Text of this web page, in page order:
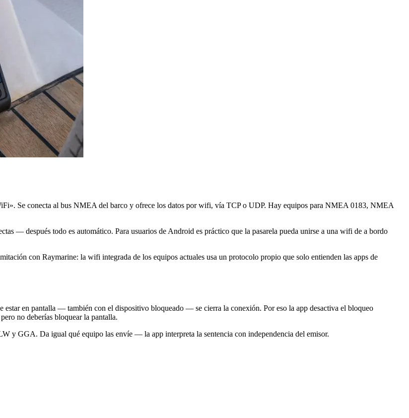
Se conecta al bus NMEA del barco y ofrece los datos por wifi, vía TCP o UDP. Hay equipos para NMEA 0183, NMEA
— después todo es automático. Para usuarios de Android es práctico que la pasarela pueda unirse a una wifi de a bordo
con Raymarine: la wifi integrada de los equipos actuales usa un protocolo propio que solo entienden las apps de
en pantalla — también con el dispositivo bloqueado — se cierra la conexión. Por eso la app desactiva el bloqueo
no deberías bloquear la pantalla.
y GGA. Da igual qué equipo las envíe — la app interpreta la sentencia con independencia del emisor.